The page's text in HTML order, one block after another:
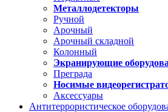
Металлодетекторы
Ручной
Арочный
Арочный складной
Колонный
Экранирующие
Преграда
Носимые
Аксессуары
Антитеррористическое